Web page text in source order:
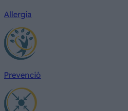
Allergia
Prevenció